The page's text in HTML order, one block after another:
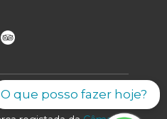
O que posso fazer hoje?